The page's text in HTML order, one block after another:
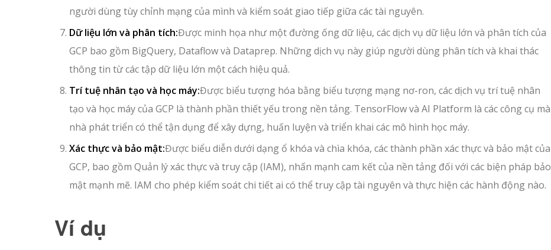
người dùng tùy chỉnh mạng của mình và kiểm soát giao tiếp giữa các tài nguyên.
Dữ liệu lớn và phân tích:Được minh họa như một đường ống dữ liệu, các dịch vụ dữ liệu lớn và phân tích của
GCP bao gồm BigQuery, Dataflow và Dataprep. Những dịch vụ này giúp người dùng phân tích và khai thác
thông tin từ các tập dữ liệu lớn một cách hiệu quả.
Trí tuệ nhân tạo và học máy:Được biểu tượng hóa bằng biểu tượng mạng nơ-ron, các dịch vụ trí tuệ nhân
tạo và học máy của GCP là thành phần thiết yếu trong nền tảng. TensorFlow và AI Platform là các công cụ mà
nhà phát triển có thể tận dụng để xây dựng, huấn luyện và triển khai các mô hình học máy.
Xác thực và bảo mật:Được biểu diễn dưới dạng ổ khóa và chìa khóa, các thành phần xác thực và bảo mật của
GCP, bao gồm Quản lý xác thực và truy cập (IAM), nhấn mạnh cam kết của nền tảng đối với các biện pháp bảo
mật mạnh mẽ. IAM cho phép kiểm soát chi tiết ai có thể truy cập tài nguyên và thực hiện các hành động nào.
Ví dụ